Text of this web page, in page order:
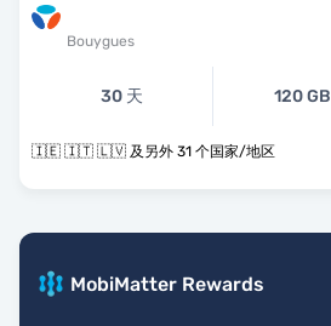
Bouygues
30 天 120 GB
🇮🇪 🇮🇹 🇱🇻 及另外 31 个国家/地区
MobiMatter Rewards